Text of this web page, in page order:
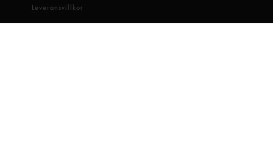
Leveransvillkor